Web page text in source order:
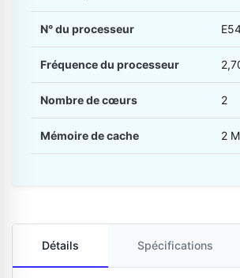
N° du processeur
Fréquence du processeur
Nombre de cœurs 2
Mémoire de cache 2
Détails Spécifications